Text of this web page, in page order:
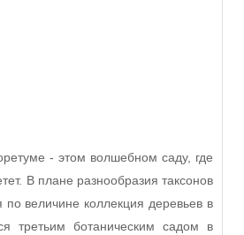
- этом волшебном саду, где
В плане разнообразия таксонов
по величине коллекция деревьев в
третьим ботаническим садом в